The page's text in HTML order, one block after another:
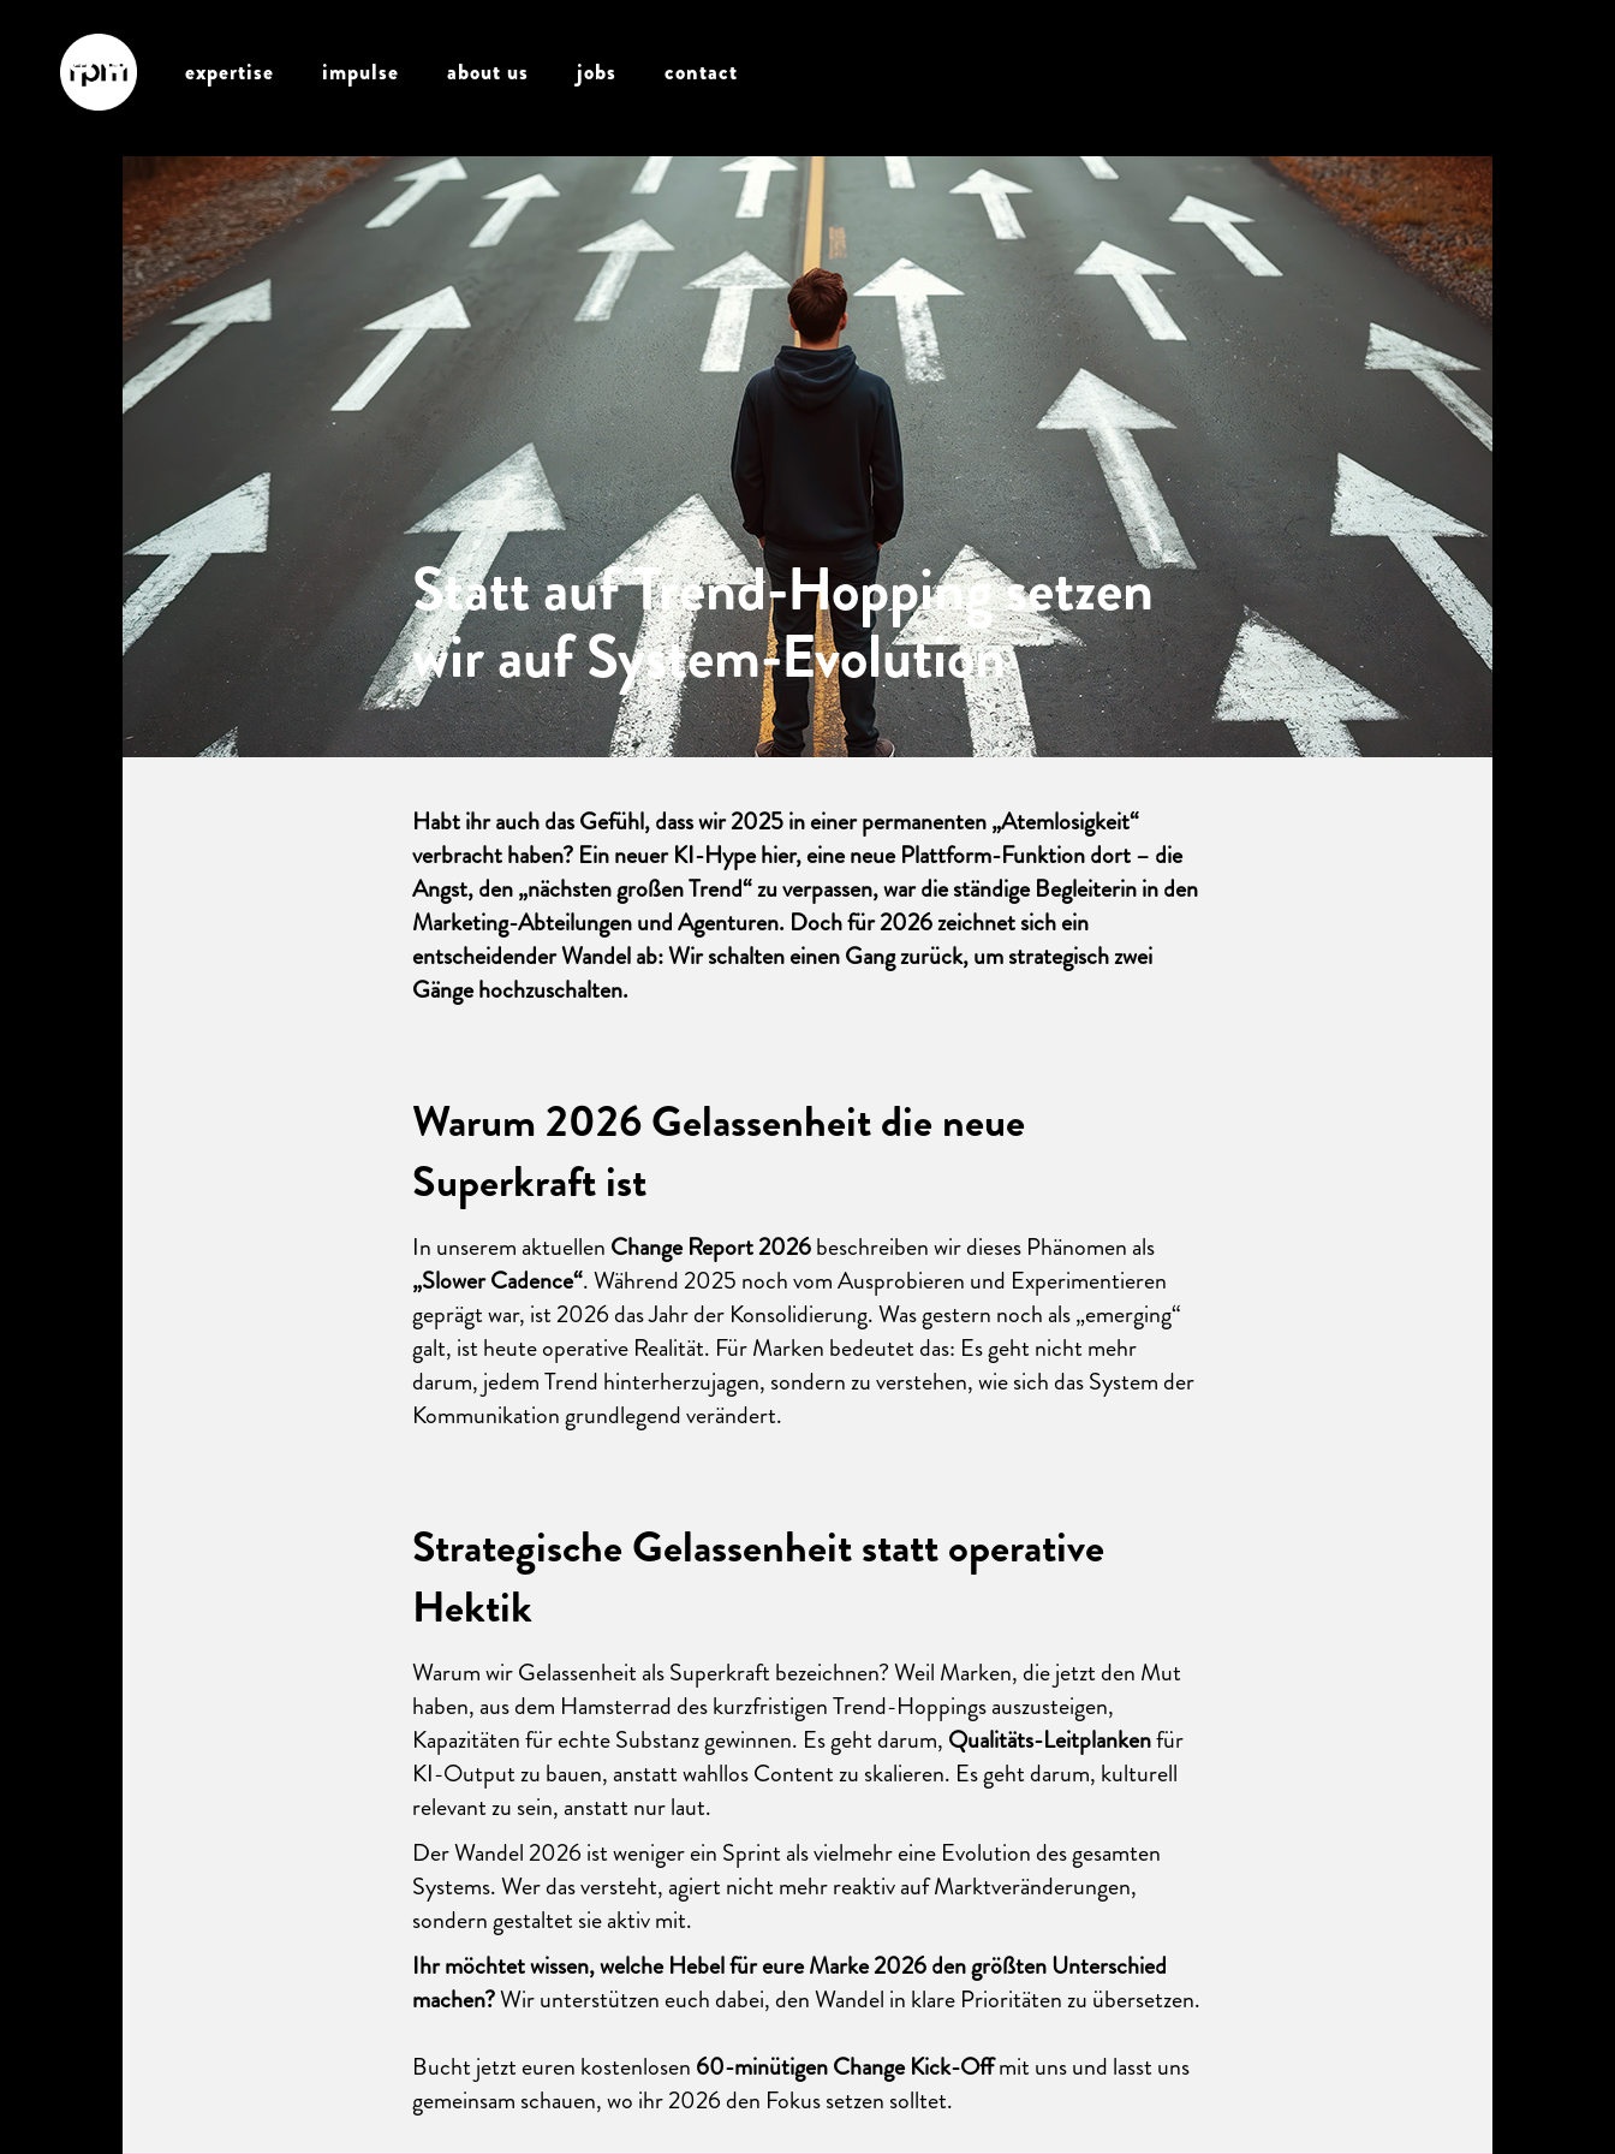
expertise impulse about us jobs contact
Statt auf Trend-Hopping setzen
wir auf System-Evolution
Habt ihr auch das Gefühl, dass wir 2025 in einer permanenten „Atemlosigkeit“
verbracht haben? Ein neuer KI-Hype hier, eine neue Plattform-Funktion dort – die
Angst, den „nächsten großen Trend“ zu verpassen, war die ständige Begleiterin in den
Marketing-Abteilungen und Agenturen. Doch für 2026 zeichnet sich ein
entscheidender Wandel ab: Wir schalten einen Gang zurück, um strategisch zwei
Gänge hochzuschalten.
Warum 2026 Gelassenheit die neue
Superkraft ist
In unserem aktuellen Change Report 2026beschreiben wir dieses Phänomen als
„Slower Cadence“. Während 2025 noch vom Ausprobieren und Experimentieren
geprägt war, ist 2026 das Jahr der Konsolidierung. Was gestern noch als „emerging“
galt, ist heute operative Realität. Für Marken bedeutet das: Es geht nicht mehr
darum, jedem Trend hinterherzujagen, sondern zu verstehen, wie sich das System der
Kommunikation grundlegend verändert.
Strategische Gelassenheit statt operative
Hektik
Warum wir Gelassenheit als Superkraft bezeichnen? Weil Marken, die jetzt den Mut
haben, aus dem Hamsterrad des kurzfristigen Trend-Hoppings auszusteigen,
Kapazitäten für echte Substanz gewinnen. Es geht darum, Qualitäts-Leitplankenfür
KI-Output zu bauen, anstatt wahllos Content zu skalieren. Es geht darum, kulturell
relevant zu sein, anstatt nur laut.
Der Wandel 2026 ist weniger ein Sprint als vielmehr eine Evolution des gesamten
Systems. Wer das versteht, agiert nicht mehr reaktiv auf Marktveränderungen,
sondern gestaltet sie aktiv mit.
Ihr möchtet wissen, welche Hebel für eure Marke 2026 den größten Unterschied
machen?Wir unterstützen euch dabei, den Wandel in klare Prioritäten zu übersetzen.
Bucht jetzt euren kostenlosen 60-minütigen Change Kick-Offmit uns und lasst uns
gemeinsam schauen, wo ihr 2026 den Fokus setzen solltet.